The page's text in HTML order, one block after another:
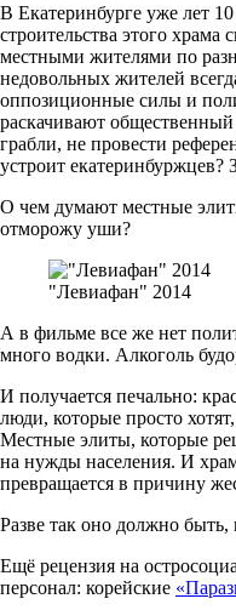
В Екатеринбурге уже лет
строительства этого храма
местными жителями по
недовольных жителей
оппозиционные силы и
раскачивают
грабли, не провести
устроит екатеринбуржцев?
О чем думают местные
отморожу уши?
"Левиафан" 2014
А в фильме все же нет
много водки. Алкоголь
И получается печально:
люди, которые просто
Местные элиты, которые
на нужды населения. И
превращается в причину
Разве так оно должно быть,
Ещё рецензия на
персонал: корейские